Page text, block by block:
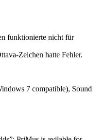
funktionierte nicht für
Zeichen hatte Fehler.
7 compatible), Sound